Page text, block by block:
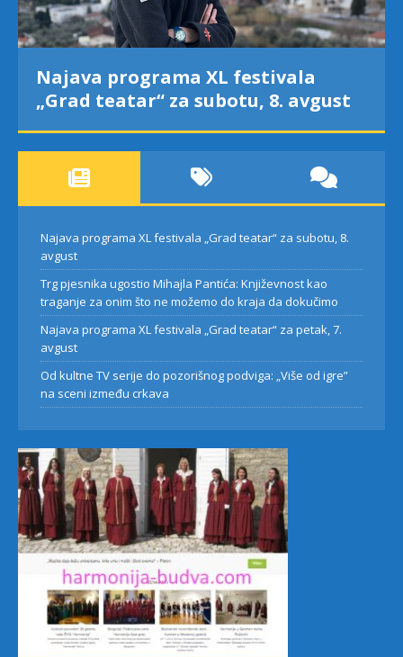
Najava programa XL festivala
„Grad teatar“ za subotu, 8. avgust
Najava programa XL festivala „Grad teatar“ za subotu, 8.
avgust
Trg pjesnika ugostio Mihajla Pantića: Književnost kao
traganje za onim što ne možemo do kraja da dokučimo
Najava programa XL festivala „Grad teatar“ za petak, 7.
avgust
Od kultne TV serije do pozorišnog podviga: „Više od igre”
na sceni između crkava